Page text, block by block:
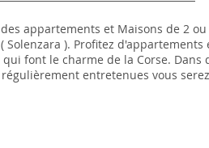
appartements et Maisons de 2
Solenzara ). Profitez
font le charme de la Corse. Dans
entretenues vous